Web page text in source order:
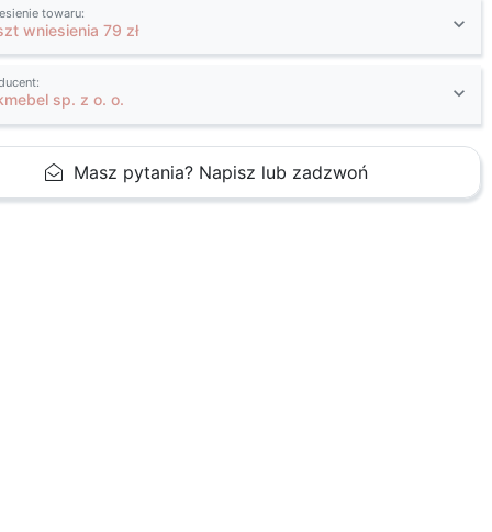
towaru:
wniesienia 79 zł
sp. z o. o.
Masz pytania? Napisz lub zadzwoń